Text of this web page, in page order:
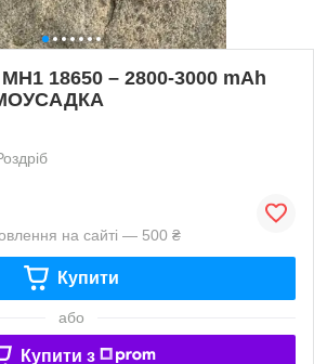
18650 – 2800-3000 mAh
на сайті — 500 ₴
Купити
або
Купити з